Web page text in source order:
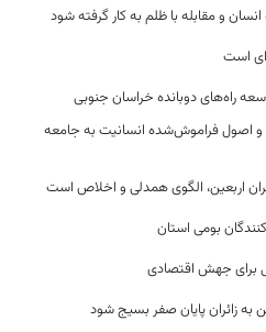
و مقابله با ظلم به کار گرفته شود
است
و اصول فراموش‌شده انسانیت به جامعه
اربعین، الگوی همدلی و اخلاص است
بومی استان
برای جهش اقتصادی
زائران پایان صفر بسیج شود